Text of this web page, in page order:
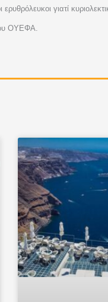
ερυθρόλευκοι γιατί
ΟΥΕΦΑ.